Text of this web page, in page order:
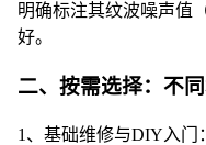
明确标注其纹波噪声值
好。
二、按需选择：不
1、基础维修与DIY入门